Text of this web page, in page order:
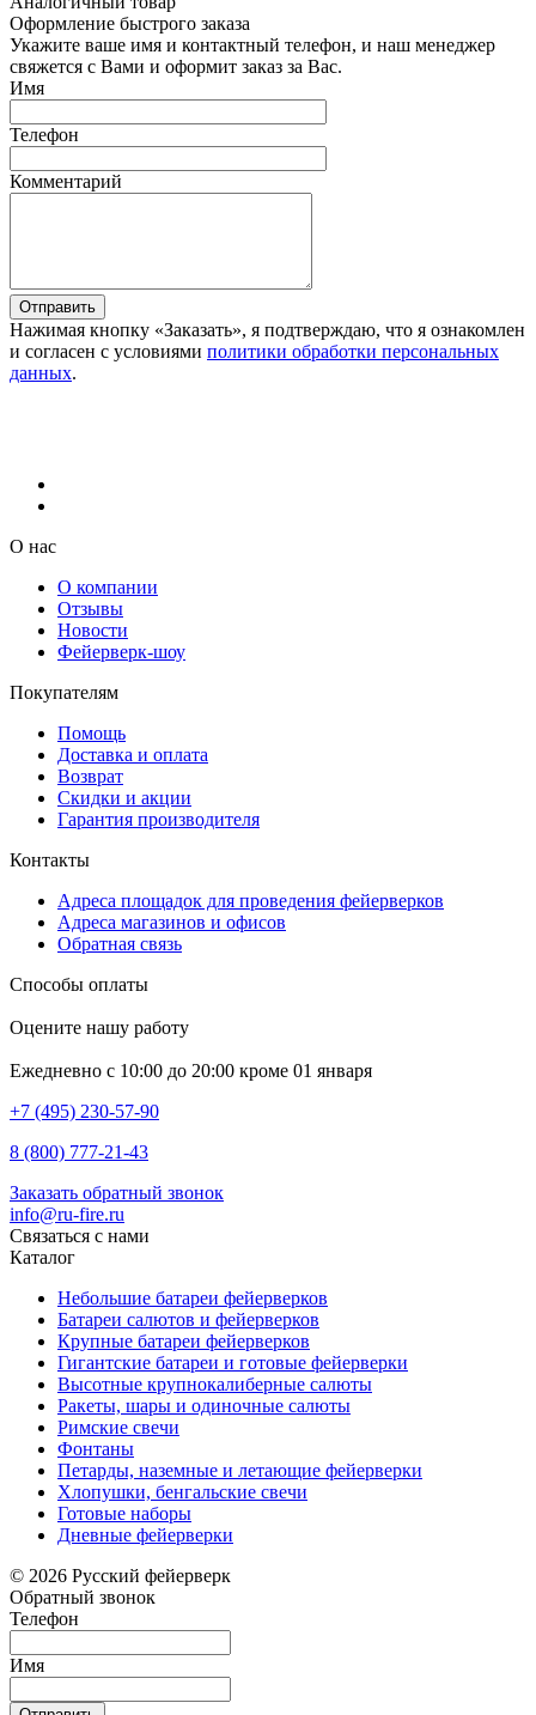
Оформление быстрого заказа
Укажите ваше имя и контактный телефон, и наш менеджер
свяжется с Вами и оформит заказ за Вас.
Имя
Телефон
Комментарий
Отправить
Нажимая кнопку «Заказать», я подтверждаю, что я ознакомлен
и согласен с условиями политики обработки персональных
данных.
О нас
О компании
Отзывы
Новости
Фейерверк-шоу
Покупателям
Помощь
Доставка и оплата
Возврат
Скидки и акции
Гарантия производителя
Контакты
Адреса площадок для проведения фейерверков
Адреса магазинов и офисов
Обратная связь
Способы оплаты
Оцените нашу работу
Ежедневно с 10:00 до 20:00 кроме 01 января
+7 (495) 230-57-90
8 (800) 777-21-43
Заказать обратный звонок
info@ru-fire.ru
Связаться с нами
Каталог
Небольшие батареи фейерверков
Батареи салютов и фейерверков
Крупные батареи фейерверков
Гигантские батареи и готовые фейерверки
Высотные крупнокалиберные салюты
Ракеты, шары и одиночные салюты
Римские свечи
Фонтаны
Петарды, наземные и летающие фейерверки
Хлопушки, бенгальские свечи
Готовые наборы
Дневные фейерверки
© 2026 Русский фейерверк
Обратный звонок
Телефон
Имя